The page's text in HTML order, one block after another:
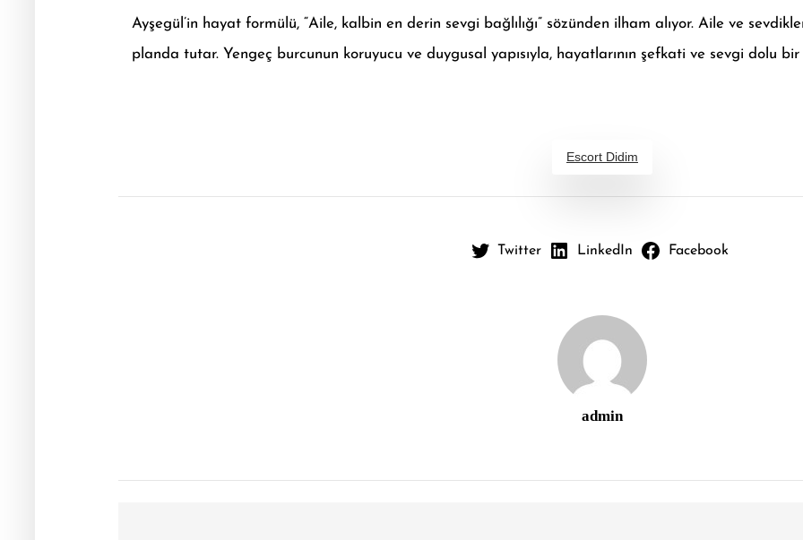
Ayşegül’in hayat formülü, “Aile, kalbin en derin sevgi bağlılığı” sözünden ilham alıyor. Aile ve
planda tutar. Yengeç burcunun koruyucu ve duygusal yapısıyla, hayatlarının şefkati ve sevgi dolu
Escort Didim
Twitter LinkedIn Facebook
admin